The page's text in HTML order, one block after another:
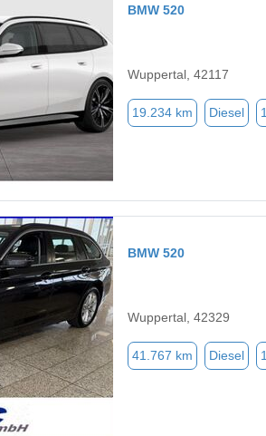
BMW 520
Wuppertal, 42117
19.234 km Diesel
BMW 520
Wuppertal, 42329
41.767 km Diesel